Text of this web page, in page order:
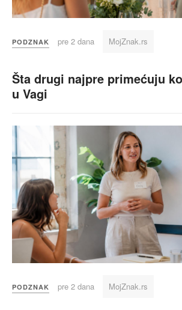
PODZNAK pre 2 dana MojZnak.rs
Šta drugi najpre primećuju
u Vagi
PODZNAK pre 2 dana MojZnak.rs